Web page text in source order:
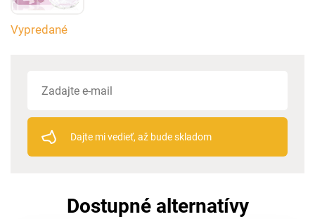
Vypredané
Dajte mi vedieť, až bude skladom
Dostupné alternatívy